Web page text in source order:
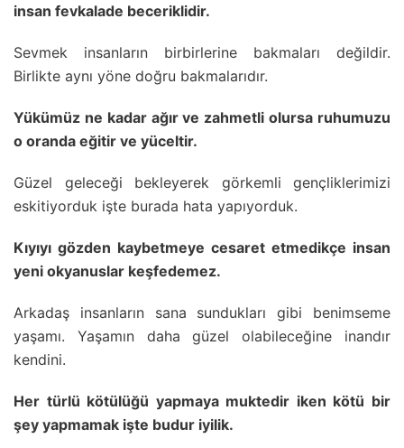
insan fevkalade beceriklidir.
Sevmek insanların birbirlerine bakmaları değildir.
Birlikte aynı yöne doğru bakmalarıdır.
Yükümüz ne kadar ağır ve zahmetli olursa ruhumuzu
o oranda eğitir ve yüceltir.
Güzel geleceği bekleyerek görkemli gençliklerimizi
eskitiyorduk işte burada hata yapıyorduk.
Kıyıyı gözden kaybetmeye cesaret etmedikçe insan
yeni okyanuslar keşfedemez.
Arkadaş insanların sana sundukları gibi benimseme
yaşamı. Yaşamın daha güzel olabileceğine inandır
kendini.
Her türlü kötülüğü yapmaya muktedir iken kötü bir
şey yapmamak işte budur iyilik.